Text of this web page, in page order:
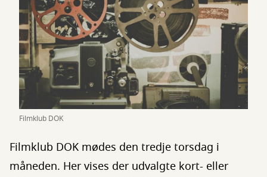
Filmklub DOK
Filmklub DOK mødes den tredje torsdag i
måneden. Her vises der udvalgte kort- eller